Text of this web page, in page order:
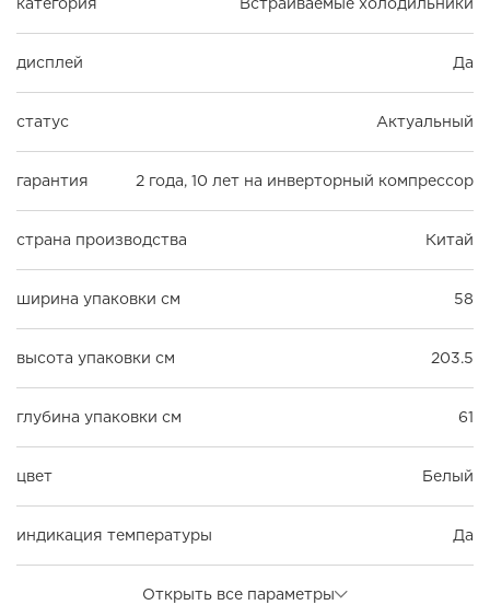
дисплей Да
статус Актуальный
гарантия 2 года, 10 лет на инверторный компрессор
страна производства Китай
ширина упаковки см 58
высота упаковки см 203.5
глубина упаковки см 61
цвет Белый
индикация температуры Да
Открыть все параметры